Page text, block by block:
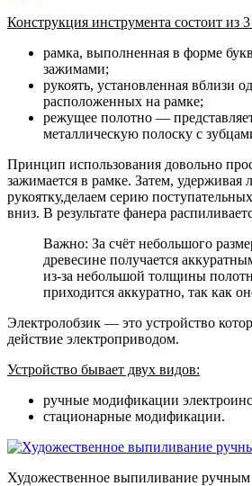
Конструкция инструмента состоит из
рамка, выполненная в форме
зажимами;
рукоять, установленная вблизи
расположенных на рамке;
режущее полотно —
металлическую полоску с
Принцип использования довольно
зажимается в рамке. Затем, удерживая
рукоятку,делаем серию
вниз. В результате фанера
Важно: За счёт небольшого
древесине получается
из-за небольшой толщины
приходится аккуратно, так как
Электролобзик — это устройство
действие электроприводом.
Устройство бывает двух видов:
ручные модификации
стационарные модификации.
Художественное выпиливание ручным